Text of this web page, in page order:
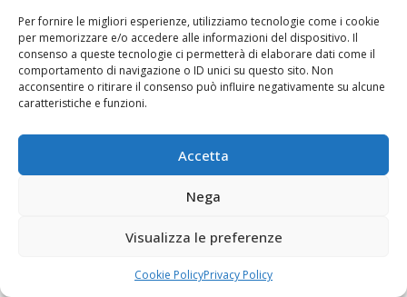
Per fornire le migliori esperienze, utilizziamo tecnologie come i cookie
per memorizzare e/o accedere alle informazioni del dispositivo. Il
consenso a queste tecnologie ci permetterà di elaborare dati come il
comportamento di navigazione o ID unici su questo sito. Non
acconsentire o ritirare il consenso può influire negativamente su alcune
caratteristiche e funzioni.
Accetta
Nega
Visualizza le preferenze
Cookie PolicyPrivacy Policy
Fai clic per accettare i cookie marketing e
abilitare questo contenuto
Alfabeti 2 al Museo civico Cavoti